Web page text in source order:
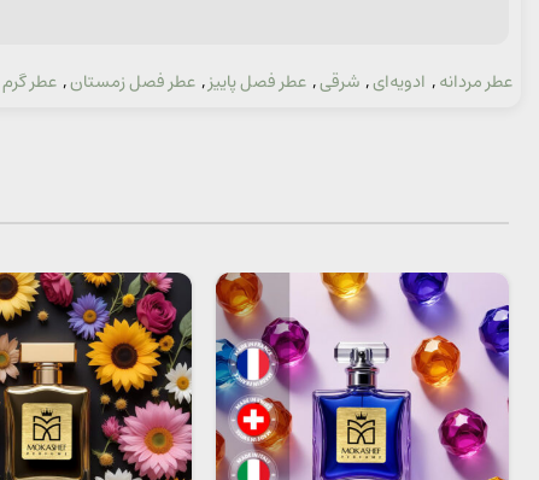
عطر مردانه, ادویه‌ای, شرقی, عطر فصل پاییز, عطر فصل زمستان, عطر گرم